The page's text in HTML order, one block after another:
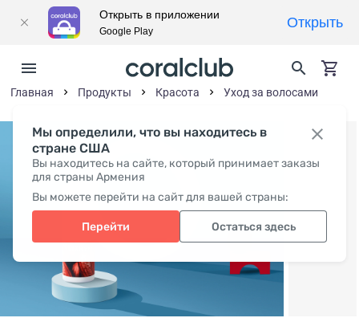
Мы определили, что вы находитесь в
стране США
Вы находитесь на сайте, который принимает заказы
для страны Армения
Вы можете перейти на сайт для вашей страны:
Перейти Остаться здесь
Главная Продукты Красота Уход за волосами
Открыть в приложении
Google Play
Открыть